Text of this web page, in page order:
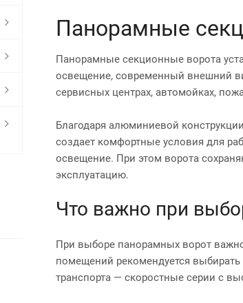
Панорамные
Панорамные секционные ворота
освещение, современный внешний
сервисных центрах, автомойках,
Благодаря алюминиевой
создает комфортные условия для
освещение. При этом ворота
эксплуатацию.
Что важно при
При выборе панорамных ворот
помещений рекомендуется
транспорта — скоростные серии с